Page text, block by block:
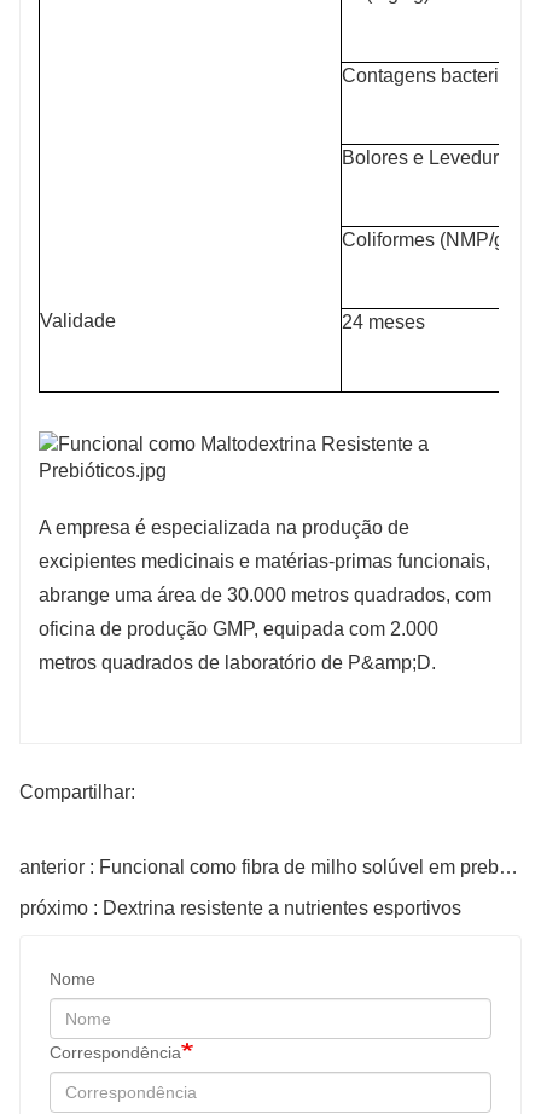
Contagens
Bolores e Leveduras
Coliformes (NMP/g)
Validade 24 meses
A empresa é especializada na produção de
excipientes medicinais e matérias-primas funcionais,
abrange uma área de 30.000 metros quadrados, com
oficina de produção GMP, equipada com 2.000
metros quadrados de laboratório de P&amp;D.
Compartilhar:
anterior : Funcional como fibra de milho solúvel em prebióticos
próximo : Dextrina resistente a nutrientes esportivos
Nome
Correspondência